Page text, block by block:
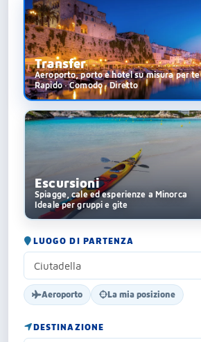
Transfer
Aeroporto, porto e hotel su misura per te
Rapido · Comodo · Diretto
Escursioni
Spiagge, cale ed esperienze a Minorca
Ideale per gruppi e gite
LUOGO DI PARTENZA
Aeroporto La mia posizione
DESTINAZIONE